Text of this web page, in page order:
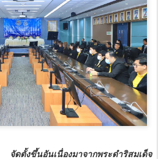
ตั้งขึ้นอันเนื่องมาจากพระดำริสมเด็จ